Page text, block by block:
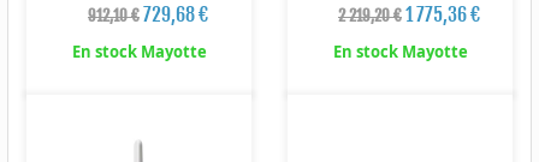
912,10 €729,68 €
En stock Mayotte
2 219,20 €1 775,36 €
En stock Mayotte